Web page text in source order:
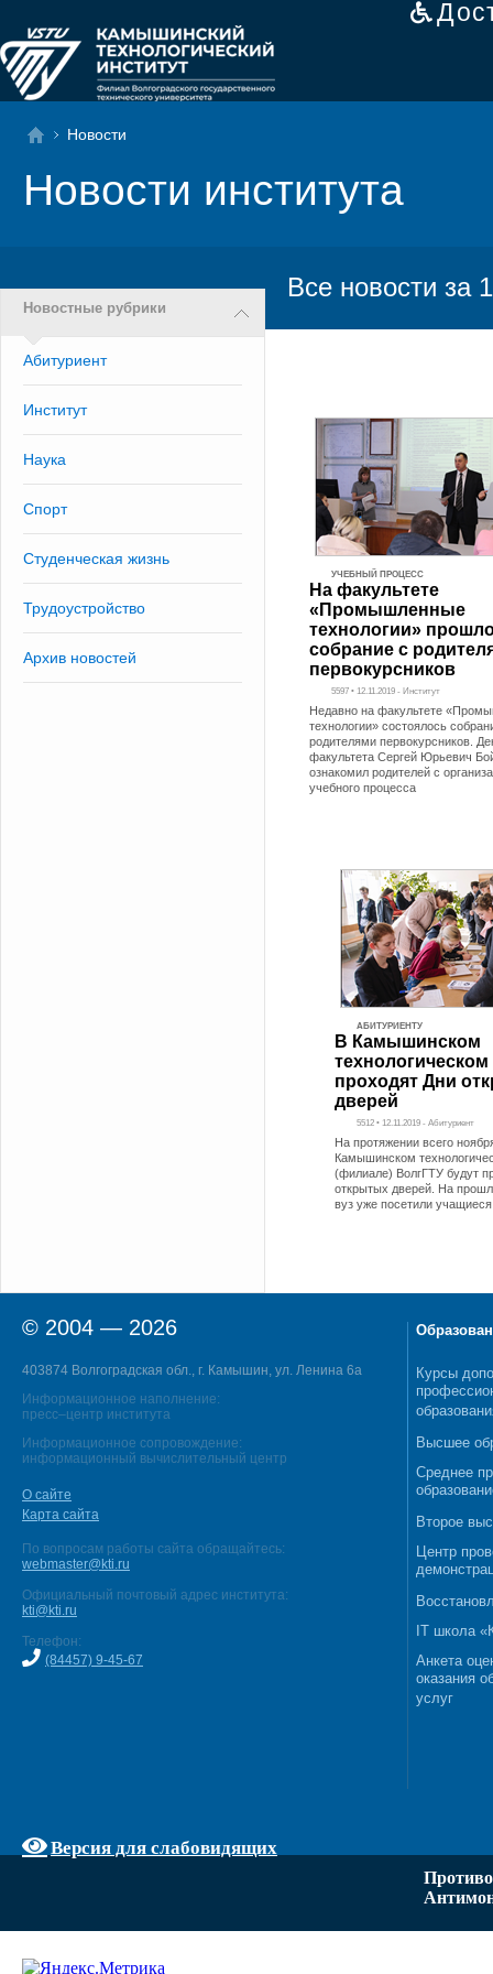
Новости
Новости института
Новостные рубрики
Абитуриент
Институт
Наука
Спорт
Студенческая жизнь
Трудоустройство
Архив новостей
Все новости за
УЧЕБНЫЙ ПРОЦЕСС
На факультете
«Промышленные
технологии»
собрание с
первокурсников
5597 • 12.11.2019 - Институт
Недавно на факультете
технологии» состоялось
родителями первокурсников.
факультета Сергей Юрьевич
ознакомил родителей с
учебного процесса
АБИТУРИЕНТУ
В Камышинском
технологическом
проходят Дни
дверей
5512 • 12.11.2019 - Абитуриент
На протяжении всего
Камышинском
(филиале) ВолгГТУ будут
открытых дверей. На
вуз уже посетили
© 2004 — 2026
403874 Волгоградская обл., г. Камышин, ул. Ленина 6а
Информационное наполнение:
пресс–центр института
Информационное сопровождение:
информационный вычислительный центр
О сайте
Карта сайта
По вопросам работы сайта обращайтесь:
webmaster@kti.ru
Официальный почтовый адрес института:
kti@kti.ru
Телефон:
(84457) 9-45-67
Версия для слабовидящих
Курсы
Высшее
Среднее
Второе
Центр
IT школа
Анкета
оказания
услуг